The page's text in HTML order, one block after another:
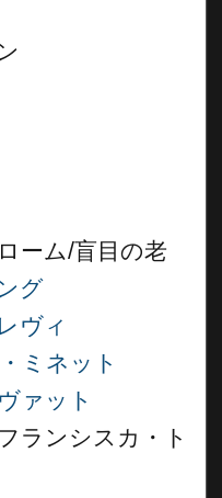
ーム/盲目の老
グ
ヴィ
ミネット
ァット
ランシスカ・ト